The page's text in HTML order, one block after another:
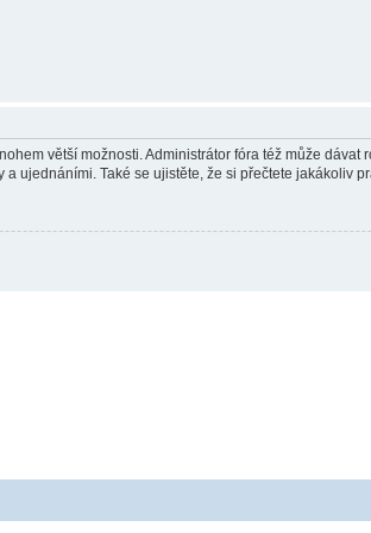
větší možnosti. Administrátor fóra též může
ujednáními. Také se ujistěte, že si přečtete jakákoliv